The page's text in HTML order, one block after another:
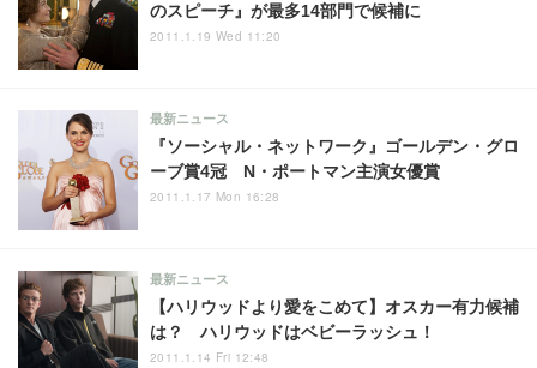
のスピーチ』が最多14部門で候補に
2011.1.19 Wed 11:20
『ソーシャル・ネットワーク』ゴールデン・グロ
ーブ賞4冠 N・ポートマン主演女優賞
最新ニュース
2011.1.17 Mon 16:28
【ハリウッドより愛をこめて】オスカー有力候補
は？ ハリウッドはベビーラッシュ！
最新ニュース
2011.1.14 Fri 12:48